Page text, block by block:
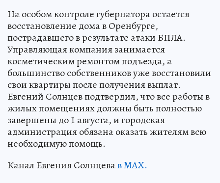
На особом контроле губернатора остается
восстановление дома в Оренбурге,
пострадавшего в результате атаки БПЛА.
Управляющая компания занимается
косметическим ремонтом подъезда, а
большинство собственников уже восстановили
свои квартиры после получения выплат.
Евгений Солнцев подтвердил, что все работы в
жилых помещениях должны быть полностью
завершены до 1 августа, и городская
администрация обязана оказать жителям всю
необходимую помощь.
Канал Евгения Солнцевав MAX.